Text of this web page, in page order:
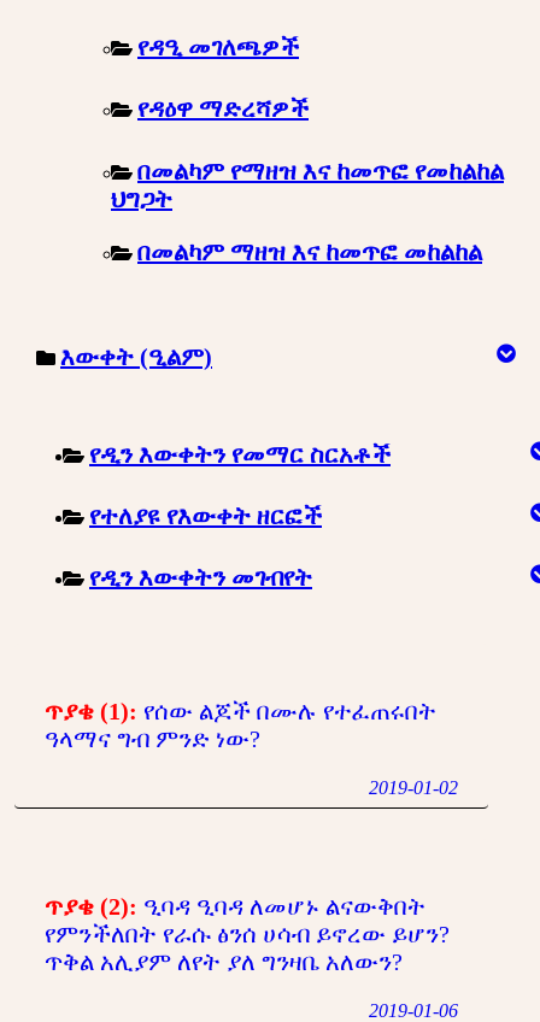
የዳዒ መገለጫዎች
የዳዕዋ ማድረሻዎች
በመልካም የማዘዝ እና ከመጥፎ የመከልከል
ህግጋት
በመልካም ማዘዝ እና ከመጥፎ መከልከል
እውቀት (ዒልም)
የዲን እውቀትን የመማር ስርአቶች
የተለያዩ የእውቀት ዘርፎች
የዲን እውቀትን መገብየት
ጥያቄ (1): የሰው ልጆች በሙሉ የተፈጠሩበት
ዓላማና ግብ ምንድ ነው?
2019-01-02
ጥያቄ (2): ዒባዳ ዒባዳ ለመሆኑ ልናውቅበት
የምንችለበት የራሱ ፅንሰ ሀሳብ ይኖረው ይሆን?
ጥቅል አሊያም ለየት ያለ ግንዛቤ አለውን?
2019-01-06